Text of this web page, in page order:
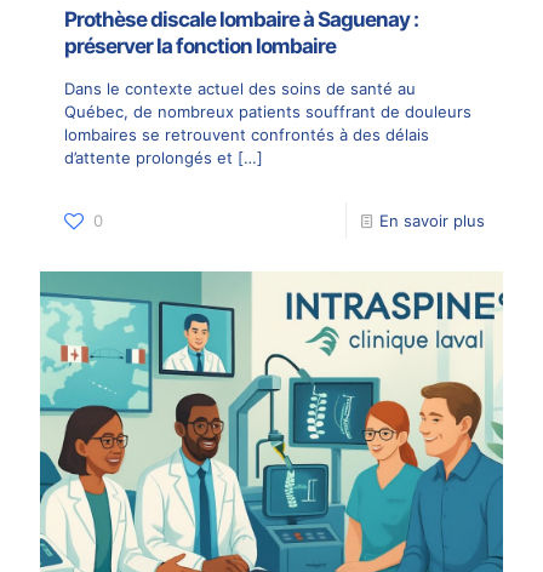
Prothèse discale lombaire à Saguenay :
préserver la fonction lombaire
Dans le contexte actuel des soins de santé au
Québec, de nombreux patients souffrant de douleurs
lombaires se retrouvent confrontés à des délais
d’attente prolongés et […]
0 En savoir plus